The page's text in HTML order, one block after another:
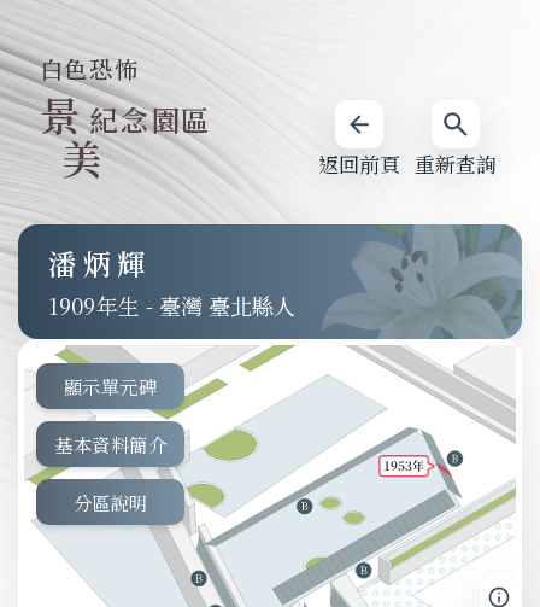
重新查詢
返回前頁
白色恐怖
景
美
紀念園區
潘炳輝
1909 - 臺灣 臺北縣人
顯示單元碑
基本資料簡介
分區說明